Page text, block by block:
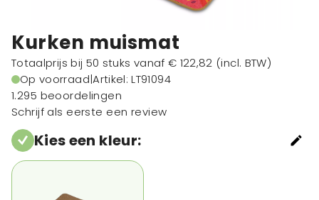
Kurken muismat
Totaalprijs bij 50 stuks vanaf € 122,82 (incl. BTW)
Op voorraad|Artikel: LT91094
1.295 beoordelingen
Schrijf als eerste een review
Kies een kleur: